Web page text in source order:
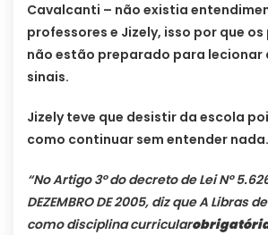
Cavalcanti – não existia
professores e Jizely, isso por que
não estão preparado para lecionar
sinais.
Jizely teve que desistir da escola
como continuar sem entender nada.
“No Artigo 3º do decreto de Lei Nº
DEZEMBRO DE 2005, diz queA Libras
como disciplina curricular